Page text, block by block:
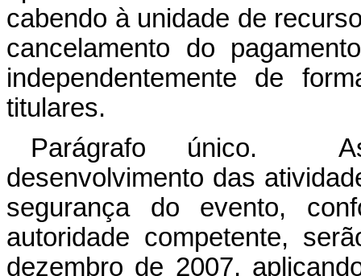
cabendo à unidade de
cancelamento do
independentemente de
titulares.
Parágrafo único.
desenvolvimento das
segurança do evento,
autoridade competente,
dezembro de 2007,